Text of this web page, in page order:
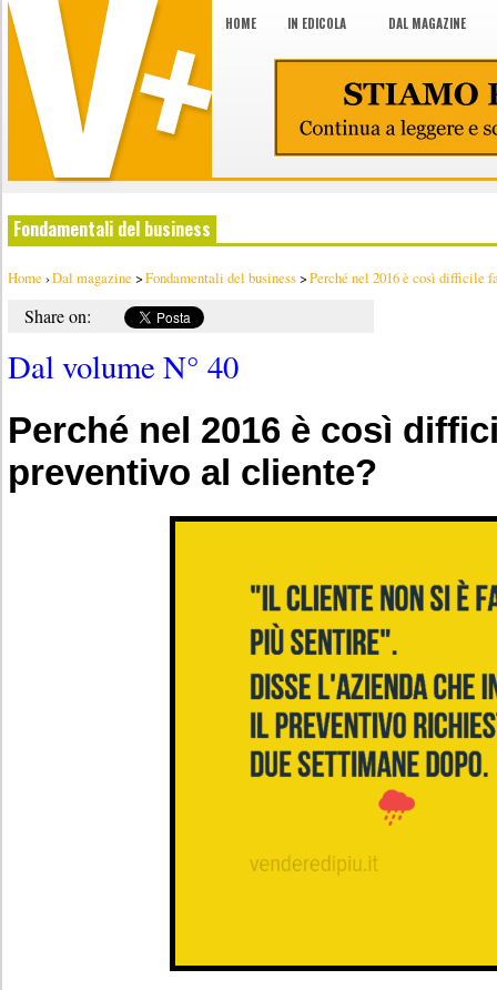
HOME IN EDICOLA DAL MAGAZINE
Fondamentali del business
Home ›Dal magazine >Fondamentali del business>Perché nel 2016 è così difficile
Share on:
Dal volume N° 40
Perché nel 2016 è così
preventivo al cliente?